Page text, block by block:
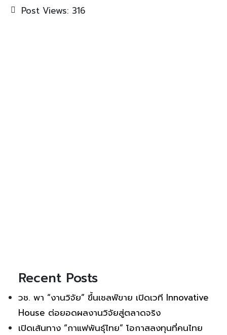
Post Views: 316
Recent Posts
วช. พา “งานวิจัย” ขึ้นเชลฟ์ขาย เปิดเวที Innovative
House ต่อยอดผลงานวิจัยสู่ตลาดจริง
เปิดเส้นทาง “กาแฟพันธุ์ไทย” โอกาสลงทุนที่คนไทย